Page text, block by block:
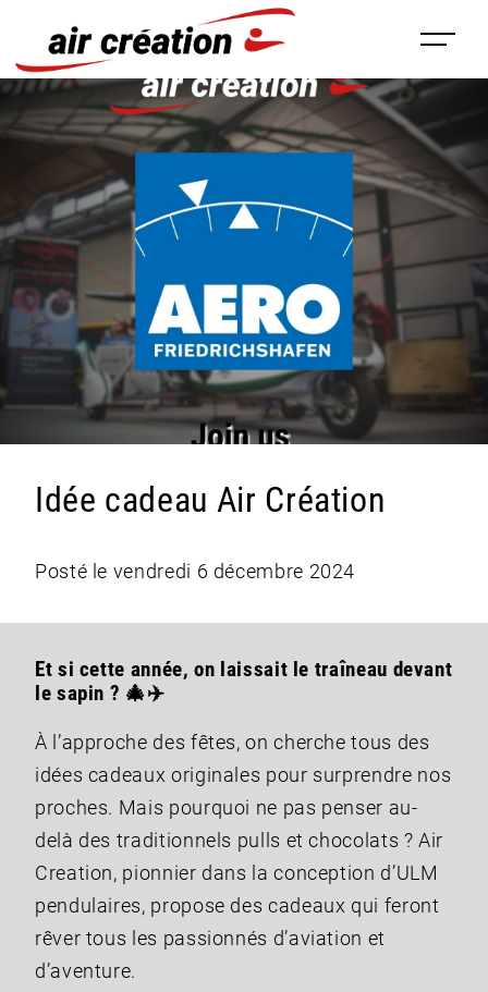
Idée cadeau Air Création
Posté le vendredi 6 décembre 2024
Et si cette année, on laissait le traîneau devant
le sapin ? 🎄✈️
À l’approche des fêtes, on cherche tous des
idées cadeaux originales pour surprendre nos
proches. Mais pourquoi ne pas penser au-
delà des traditionnels pulls et chocolats ? Air
Creation, pionnier dans la conception d’ULM
pendulaires, propose des cadeaux qui feront
rêver tous les passionnés d’aviation et
d’aventure.
Panneau de gestion des cookies